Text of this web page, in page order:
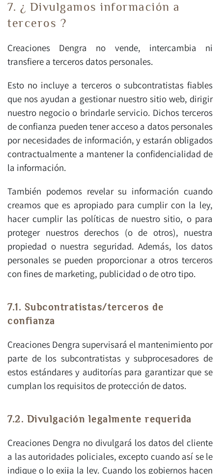
7. ¿ Divulgamos información a
terceros ?
Creaciones Dengra no vende, intercambia ni
transfiere a terceros datos personales.
Esto no incluye a terceros o subcontratistas fiables
que nos ayudan a gestionar nuestro sitio web, dirigir
nuestro negocio o brindarle servicio. Dichos terceros
de confianza pueden tener acceso a datos personales
por necesidades de información, y estarán obligados
contractualmente a mantener la confidencialidad de
la información.
También podemos revelar su información cuando
creamos que es apropiado para cumplir con la ley,
hacer cumplir las políticas de nuestro sitio, o para
proteger nuestros derechos (o de otros), nuestra
propiedad o nuestra seguridad. Además, los datos
personales se pueden proporcionar a otros terceros
con fines de marketing, publicidad o de otro tipo.
7.1. Subcontratistas/terceros de
confianza
Creaciones Dengra supervisará el mantenimiento por
parte de los subcontratistas y subprocesadores de
estos estándares y auditorías para garantizar que se
cumplan los requisitos de protección de datos.
7.2. Divulgación legalmente requerida
Creaciones Dengra no divulgará los datos del cliente
a las autoridades policiales, excepto cuando así se le
indique o lo exija la ley. Cuando los gobiernos hacen